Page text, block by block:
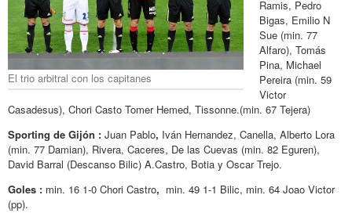
El trio arbitral con los capitanes
Ramis, Pedro
Bigas, Emilio N
Sue (min. 77
Alfaro), Tomás
Pina, Michael
Pereira (min. 59
Victor
Casadesus), Chori Casto Tomer Hemed, Tissonne.(min. 67 Tejera)
Sporting de Gijón : Juan Pablo, Iván Hernandez, Canella, Alberto Lora
(min. 77 Damian), Rivera, Caceres, De las Cuevas (min. 82 Eguren),
David Barral (Descanso Bilic) A.Castro, Botia y Oscar Trejo.
Goles : min. 16 1-0 Chori Castro, min. 49 1-1 Bilic, min. 64 Joao Victor
(pp).